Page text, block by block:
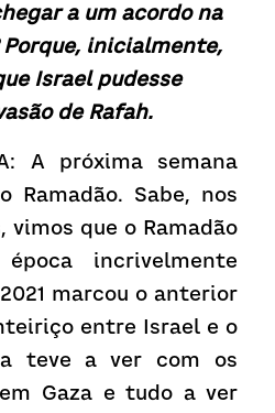
a um acordo na
Porque, inicialmente,
Israel pudesse
de Rafah.
A próxima semana
Ramadão. Sabe, nos
vimos que o Ramadão
incrivelmente
marcou o anterior
entre Israel e o
teve a ver com os
Gaza e tudo a ver